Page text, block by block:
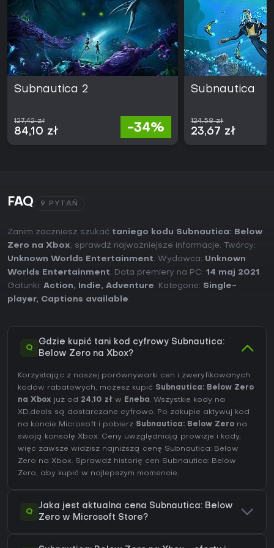
Subnautica 2
127,42 zł
84,10 zł -34%
Subnautica
124,58 zł
23,67 zł
FAQ 9 PYTAŃ
Zanim zaczniesz szukać taniego kodu Subnautica: Below
Zero na Xbox, sprawdź najważniejsze informacje. Twórcy:
Unknown Worlds Entertainment. Wydawca: Unknown
Worlds Entertainment. Data premiery na PC: 14 maj 2021 .
Gatunki: Action, Indie, Adventure. Kategorie: Single-
player, Captions available.
Q
Gdzie kupić tani kod cyfrowy Subnautica:
Below Zero na Xbox?
Korzystając z naszej porównywarki cen i zweryfikowanych
kodów rabatowych, możesz kupić Subnautica: Below Zero
na Xbox już od 24,10 zł w Eneba . Wszystkie kody na
XD.deals są dostarczane cyfrowo. Po zakupie aktywuj kod
na koncie Microsoft i pobierz Subnautica: Below Zero na
swoją konsolę Xbox. Ceny uwzględniają prowizje i kody,
więc zawsze widzisz najniższą cenę Subnautica: Below
Zero na Xbox. Sprawdź historię cen Subnautica: Below
Zero, aby kupić w najlepszym momencie.
Q
Jaka jest aktualna cena Subnautica: Below
Zero w Microsoft Store?